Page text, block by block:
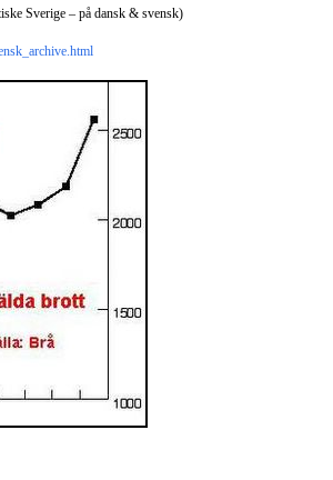
Sverige – på dansk & svensk)